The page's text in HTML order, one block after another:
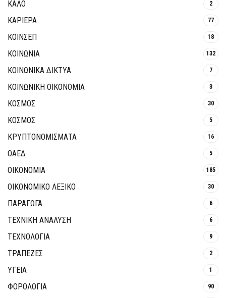
ΚΑΛΟ 2
ΚΑΡΙΕΡΑ 77
ΚΟΙΝΣΕΠ 18
ΚΟΙΝΩΝΙΑ 132
ΚΟΙΝΩΝΙΚΆ ΔΊΚΤΥΑ 7
ΚΟΙΝΩΝΙΚΉ ΟΙΚΟΝΟΜΊΑ 3
ΚΟΣΜΟΣ 30
ΚΟΣΜΟΣ 5
ΚΡΥΠΤΟΝΟΜΊΣΜΑΤΑ 16
ΟΑΕΔ 5
ΟΙΚΟΝΟΜΙΑ 185
ΟΙΚΟΝΟΜΙΚΟ ΛΕΞΙΚΟ 30
ΠΑΡΑΓΩΓΑ 6
ΤΕΧΝΙΚΗ ΑΝΑΛΥΣΗ 6
ΤΕΧΝΟΛΟΓΙΑ 9
ΤΡΆΠΕΖΕΣ 2
ΥΓΕΙΑ 1
ΦΟΡΟΛΟΓΙΑ 90